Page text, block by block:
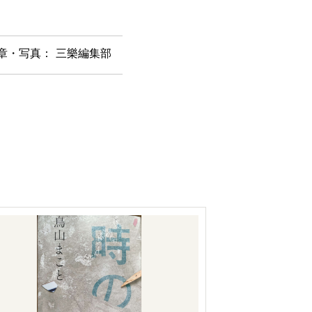
・写真： 三樂編集部